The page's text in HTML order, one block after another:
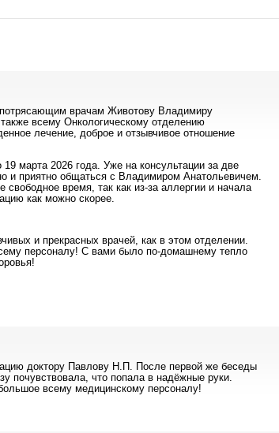
врачам Животову Владимиру
всему Онкологическому отделению
лечение, доброе и отзывчивое отношение
марта 2026 года. Уже на консультации за две
и приятно общаться с Владимиром Анатольевичем.
время, так как из-за аллергии и начала
как можно скорее.
и прекрасных врачей, как в этом отделении.
персоналу! С вами было по-домашнему тепло
доктору Павлову Н.П. После первой же беседы
почувствовала, что попала в надёжные руки.
всему медицинскому персоналу!